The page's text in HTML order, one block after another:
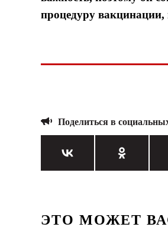
процедуру вакцинации,
Поделиться в
ЭТО МОЖЕТ